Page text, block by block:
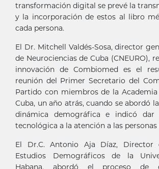
transformación digital se prevé la
y la incorporación de estos al libro
cada persona.
El Dr. Mitchell Valdés-Sosa, director
de Neurociencias de Cuba (CNEURO),
innovación de Combiomed es el
reunión del Primer Secretario del
Partido con miembros de la Academia
Cuba, un año atrás, cuando se abordó
dinámica demográfica e indicó dar
tecnológica a la atención a las personas
El Dr.C. Antonio Aja Díaz, Director
Estudios Demográficos de la
Habana, abordó el proceso de